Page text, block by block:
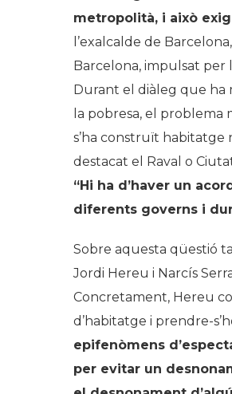
metropolità, i això
l’exalcalde de
Barcelona, impulsat per
Durant el diàleg que ha
la pobresa, el
s’ha construït habitatge
destacat el Raval o
“Hi ha d’haver un
diferents governs i
Sobre aquesta qüestió
Jordi Hereu i Narcís
Concretament, Hereu
d’habitatge i prendre-
epifenòmens d’
per evitar un